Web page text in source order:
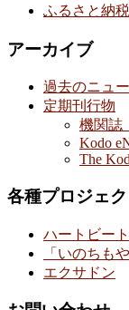
ふるさと納税
アーカイブ
過去のニュ
定期刊行物
機関誌
Kodo
The
各種プロジェク
ハートビー
「いのちも
エクサドン